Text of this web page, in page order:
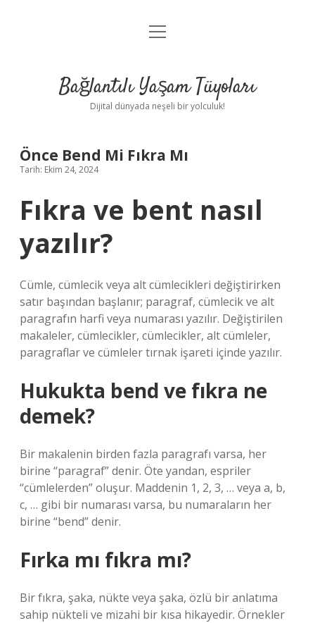
Anasayfa
Yasal Uyarı
menüyü
Bağlantılı Yaşam Tüyoları
Dijital dünyada neşeli bir yolculuk!
Önce Bend Mi Fıkra Mı
Tarih: Ekim 24, 2024
Fıkra ve bent nasıl
yazılır?
Cümle, cümlecik veya alt cümlecikleri değiştirirken
satır başından başlanır; paragraf, cümlecik ve alt
paragrafın harfi veya numarası yazılır. Değiştirilen
makaleler, cümlecikler, cümlecikler, alt cümleler,
paragraflar ve cümleler tırnak işareti içinde yazılır.
Hukukta bend ve fıkra ne
demek?
Bir makalenin birden fazla paragrafı varsa, her
birine “paragraf” denir. Öte yandan, espriler
“cümlelerden” oluşur. Maddenin 1, 2, 3, … veya a, b,
c, … gibi bir numarası varsa, bu numaraların her
birine “bend” denir.
Fırka mı fıkra mı?
Bir fıkra, şaka, nükte veya şaka, özlü bir anlatıma
sahip nükteli ve mizahi bir kısa hikayedir. Örnekler